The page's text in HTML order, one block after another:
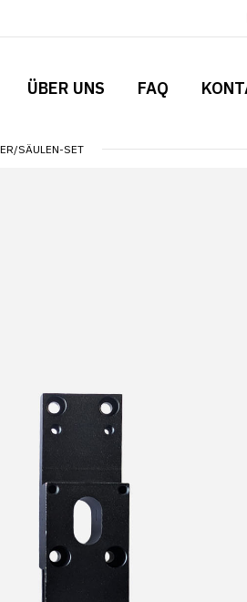
ÜBER UNS FAQ
SÄULEN-SET